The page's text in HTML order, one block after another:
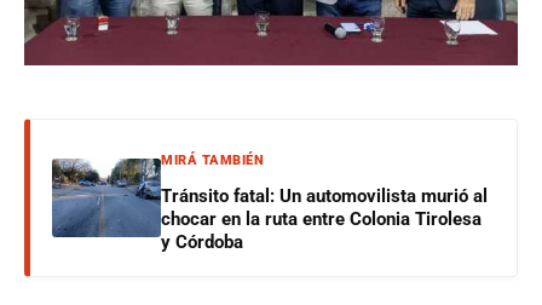
MIRÁ TAMBIÉN
Tránsito fatal: Un automovilista murió al
chocar en la ruta entre Colonia Tirolesa
y Córdoba